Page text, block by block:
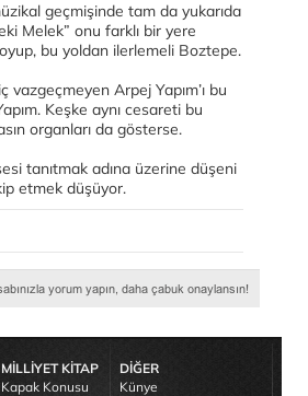
geçmişinde tam da yukarıda
Melek” onu farklı bir yere
bu yoldan ilerlemeli Boztepe.
Arpej Yapım’ı bu
Keşke aynı cesareti bu
organları da gösterse.
tanıtmak adına üzerine düşeni
etmek düşüyor.
MİLLİYET KİTAP
Kapak Konusu
DİĞER
Künye